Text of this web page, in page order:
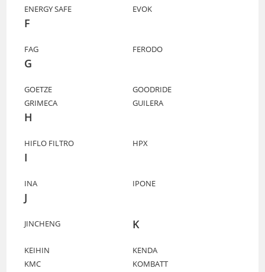
ENERGY SAFE
EVOK
F
FAG FERODO
G
GOETZE
GOODRIDE
GRIMECA
GUILERA
H
HIFLO FILTRO HPX
I
INA IPONE
J
JINCHENG K
KEIHIN
KENDA
KMC
KOMBATT